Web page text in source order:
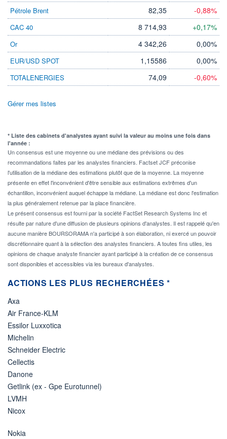
Pétrole Brent 82,35 -0,88%
CAC 40 8 714,93 +0,17%
Or 4 342,26 0,00%
EUR/USD SPOT 1,15586 0,00%
TOTALENERGIES 74,09 -0,60%
Gérer mes listes
* Liste des cabinets d'analystes ayant suivi la valeur au moins une fois dans
l'année :
Un consensus est une moyenne ou une médiane des prévisions ou des
recommandations faites par les analystes financiers. Factset JCF préconise
l'utilisation de la médiane des estimations plutôt que de la moyenne. La moyenne
présente en effet l'inconvénient d'être sensible aux estimations extrêmes d'un
échantillon, inconvénient auquel échappe la médiane. La médiane est donc l'estimation
la plus généralement retenue par la place financière.
Le présent consensus est fourni par la société FactSet Research Systems Inc et
résulte par nature d'une diffusion de plusieurs opinions d'analystes. Il est rappelé qu'en
aucune manière BOURSORAMA n'a participé à son élaboration, ni exercé un pouvoir
discrétionnaire quant à la sélection des analystes financiers. A toutes fins utiles, les
opinions de chaque analyste financier ayant participé à la création de ce consensus
sont disponibles et accessibles via les bureaux d'analystes.
ACTIONS LES PLUS RECHERCHÉES *
Axa
Air France-KLM
Essilor Luxxotica
Michelin
Schneider Electric
Cellectis
Danone
Getlink (ex - Gpe Eurotunnel)
LVMH
Nicox
Nokia